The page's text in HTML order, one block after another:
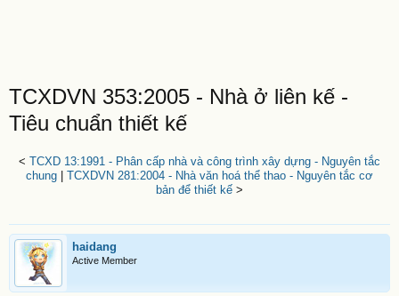
TCXDVN 353:2005 - Nhà ở liên kế -
Tiêu chuẩn thiết kế
< TCXD 13:1991 - Phân cấp nhà và công trình xây dựng - Nguyên tắc
chung
TCXDVN 281:2004 - Nhà văn hoá thể thao - Nguyên tắc cơ
bản để thiết kế >
haidang
Active Member